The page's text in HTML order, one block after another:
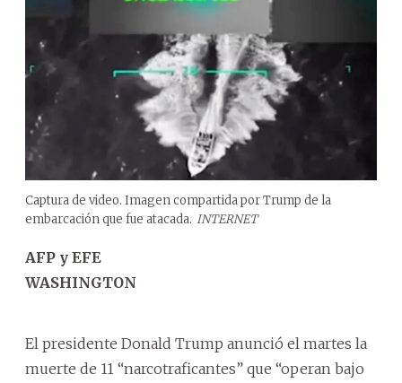
Captura de video. Imagen compartida por Trump de la
embarcación que fue atacada. INTERNET
AFP y EFE
WASHINGTON
El presidente Donald Trump anunció el martes la
muerte de 11 “narcotraficantes” que “operan bajo